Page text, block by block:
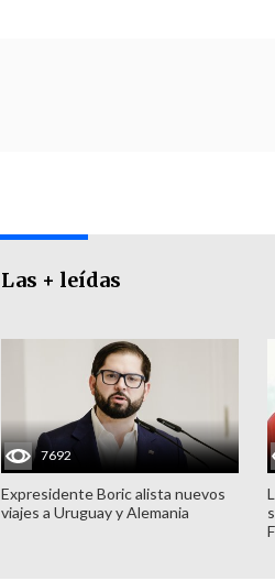
Las + leídas
7692
Expresidente Boric alista nuevos
viajes a Uruguay y Alemania